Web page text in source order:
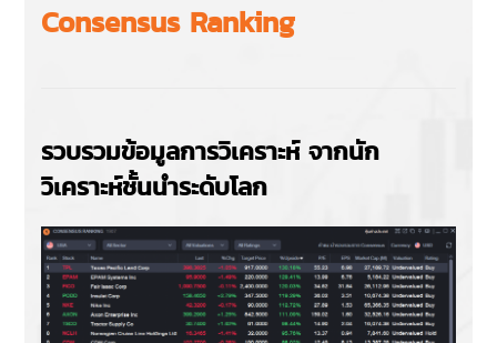
Consensus Ranking
รวบรวมข้อมูลการวิเคราะห์ จากนัก
วิเคราะห์ชั้นนำระดับโลก